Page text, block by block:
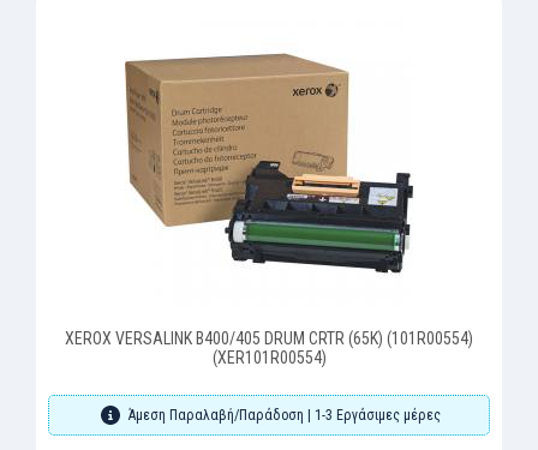
XEROX VERSALINK B400/405 DRUM CRTR (65K) (101R00554)
(XER101R00554)
Άμεση Παραλαβή/Παράδοση | 1-3 Εργάσιμες μέρες